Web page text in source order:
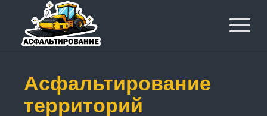
Асфальтирование
территорий